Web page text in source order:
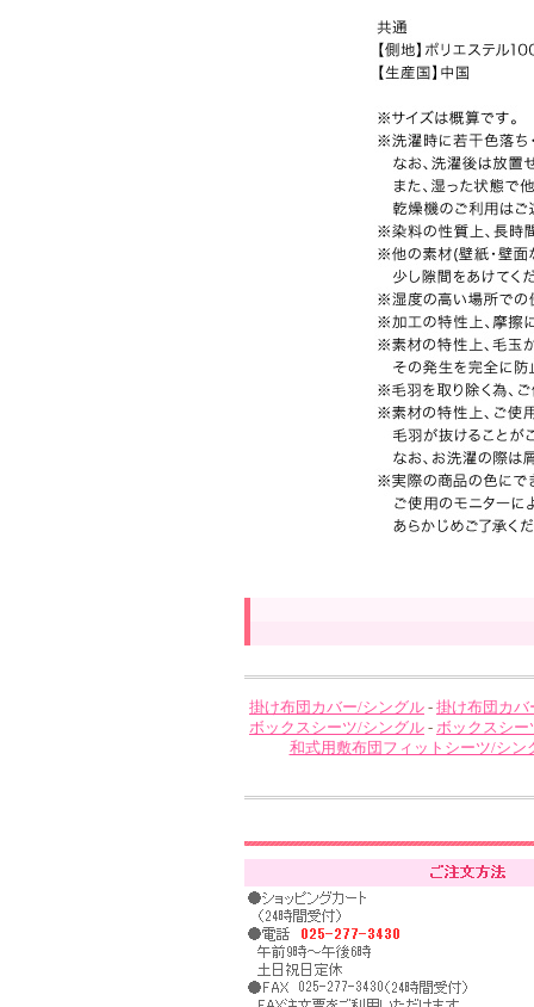
掛け布団カバー/シングル - 掛け布団カ
ボックスシーツ/シングル - ボックスシ
和式用敷布団フィットシーツ/シン